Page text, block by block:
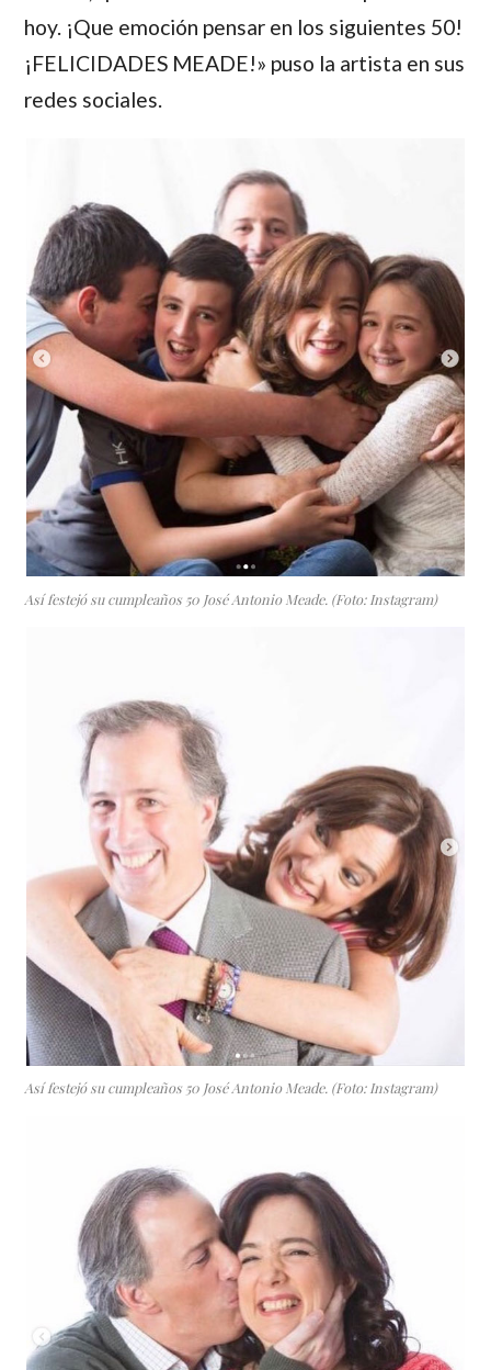
hoy. ¡Que emoción pensar en los siguientes 50!
¡FELICIDADES MEADE!» puso la artista en sus
redes sociales.
Así festejó su cumpleaños 50 José Antonio Meade. (Foto: Instagram)
Así festejó su cumpleaños 50 José Antonio Meade. (Foto: Instagram)